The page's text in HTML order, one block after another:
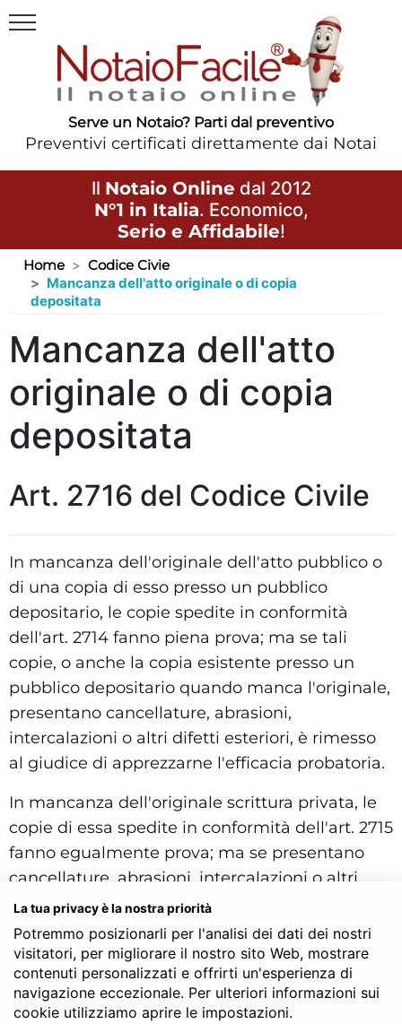
Serve un Notaio? Parti dal preventivo
Preventivi certificati direttamente dai Notai
Il Notaio Online dal 2012
N°1 in Italia. Economico,
Serio e Affidabile!
Home
Codice Civie
Mancanza dell'atto originale o di copia
depositata
Mancanza dell'atto
originale o di copia
depositata
Art. 2716 del Codice Civile
In mancanza dell'originale dell'atto pubblico o
di una copia di esso presso un pubblico
depositario, le copie spedite in conformità
dell'art. 2714 fanno piena prova; ma se tali
copie, o anche la copia esistente presso un
pubblico depositario quando manca l'originale,
presentano cancellature, abrasioni,
intercalazioni o altri difetti esteriori, è rimesso
al giudice di apprezzarne l'efficacia probatoria.
In mancanza dell'originale scrittura privata, le
copie di essa spedite in conformità dell'art. 2715
fanno egualmente prova; ma se presentano
cancellature, abrasioni, intercalazioni o altri
difetti esteriori, è rimesso parimenti al giudice
di apprezzarne l'efficacia probatoria. Resta in
ogni caso salva la questione circa l'autenticità
dell'originale mancante.
Struttura gerarchica per l'articolo 2716 del Codice Civile:
La tua privacy è la nostra priorità
Potremmo posizionarli per l'analisi dei dati dei nostri
visitatori, per migliorare il nostro sito Web, mostrare
contenuti personalizzati e offrirti un'esperienza di
navigazione eccezionale. Per ulteriori informazioni sui
cookie utilizziamo aprire le impostazioni.